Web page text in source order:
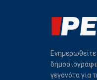
γεγονότα για